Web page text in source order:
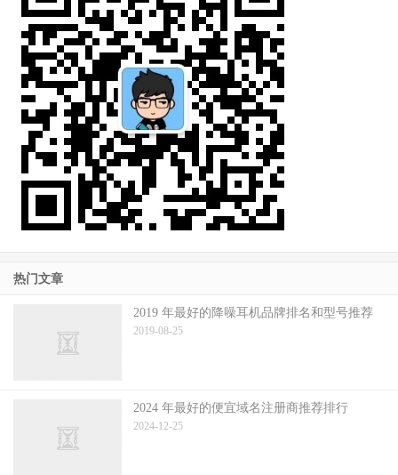
热门文章
2019 年最好的降噪耳机品牌排名和型号推荐
2019-08-25
2024 年最好的便宜域名注册商推荐排行
2024-12-25